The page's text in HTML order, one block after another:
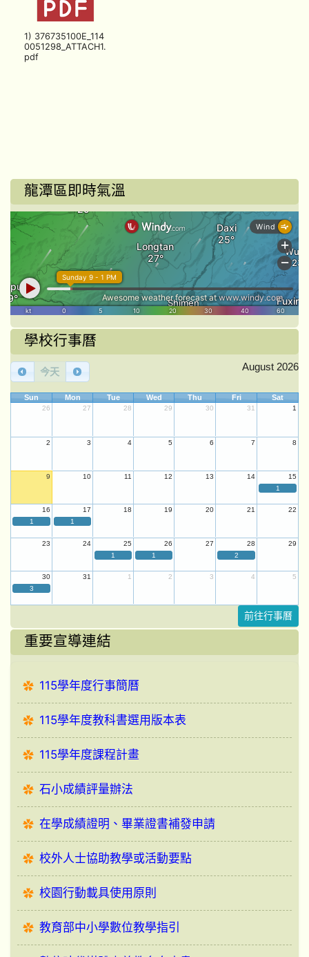
1) 376735100E_114
0051298_ATTACH1.
pdf
龍潭區即時氣溫
學校行事曆
今天 August 2026
Sun Mon Tue Wed Thu Fri Sat
26 27 28 29 30 31 1
2 3 4 5 6 7 8
9 10 11 12 13 14
15
1
16 17 18 19 20 21
22
1
1
23 24 25 26 27 28
29
1
1 2
30 31 1 2 3 4
5
3
前往行事曆
重要宣導連結
115學年度行事簡曆
115學年度教科書選用版本表
115學年度課程計畫
石小成績評量辦法
在學成績證明、畢業證書補發申請
校外人士協助教學或活動要點
校園行動載具使用原則
教育部中小學數位教學指引